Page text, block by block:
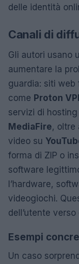
delle identità
Canali di
Gli autori usano
aumentare la
guardia: siti
come Proton
servizi di
MediaFire, oltre
video su
forma di ZIP o
software
l’hardware,
videogiochi.
dell’utente
Esempi
Un caso